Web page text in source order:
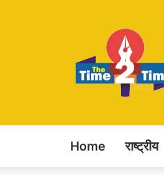
Home राष्ट्रीय